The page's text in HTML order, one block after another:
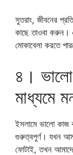
সুতরাং, জীবনের
কাছে তাওবা করুন।
মোকাবেলা করতে
৪।
মাধ্যমে
ইসলামে ভালো কাজ
গুরুত্বপুর্ণ। যখন
ফোটাই, তখন